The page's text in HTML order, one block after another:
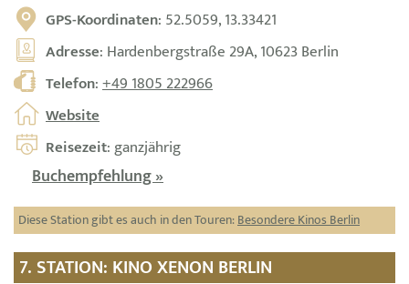
GPS-Koordinaten: 52.5059, 13.33421
Adresse: Hardenbergstraße 29A, 10623 Berlin
Telefon:+49 1805 222966
Website
Reisezeit: ganzjährig
Buchempfehlung »
Diese Station gibt es auch in den Touren:Besondere Kinos Berlin
7. STATION: KINO XENON BERLIN